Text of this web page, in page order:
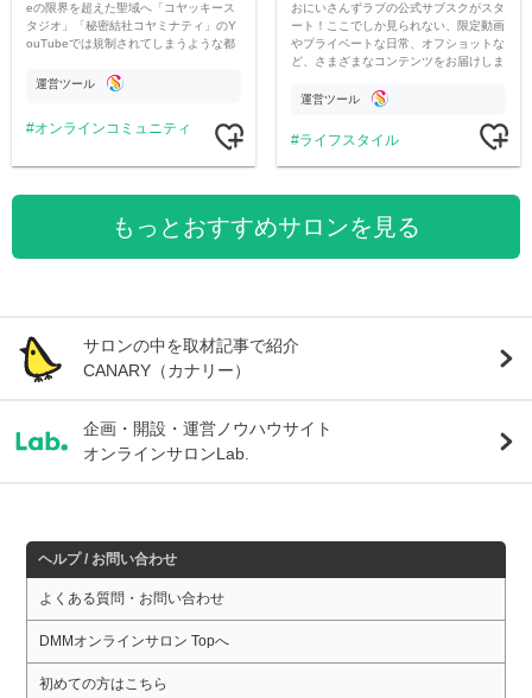
eの限界を超えた聖域へ「コヤッキース
タジオ」「秘密結社コヤミナティ」のY
ouTubeでは規制されてしまうような都
公開。
運営ツール
オンラインコミュニティ
おにいさんずラブの公式サブスクがスタ
ート！ここでしか見られない、限定動画
やプライベートな日常、オフショットな
ど、さまざまなコンテンツをお届けしま
運営ツール
ライフスタイル
もっとおすすめサロンを見る
サロンの中を取材記事で紹介
CANARY（カナリー）
企画・開設・運営ノウハウサイト
オンラインサロンLab.
ヘルプ / お問い合わせ
よくある質問・お問い合わせ
DMMオンラインサロン Topへ
初めての方はこちら